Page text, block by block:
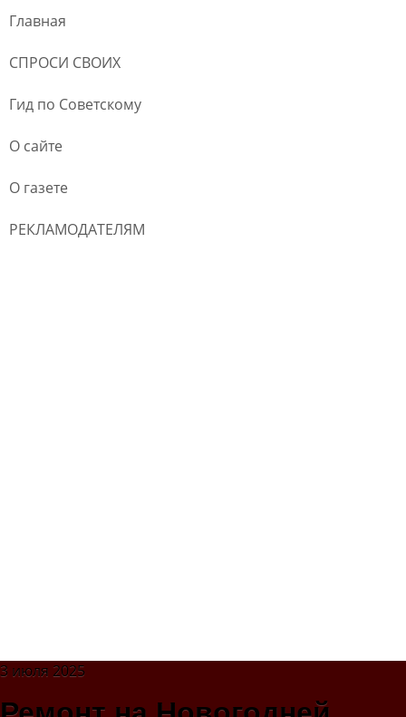
Главная
СПРОСИ СВОИХ
Гид по Советскому
О сайте
О газете
РЕКЛАМОДАТЕЛЯМ
3 июля 2025